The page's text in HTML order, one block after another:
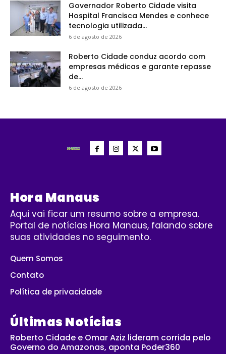
Governador Roberto Cidade visita
Hospital Francisca Mendes e conhece
tecnologia utilizada...
6 de agosto de 2026
Roberto Cidade conduz acordo com
empresas médicas e garante repasse
de...
6 de agosto de 2026
Hora Manaus
Aqui vai ficar um resumo sobre a empresa.
Portal de notícias Hora Manaus, falando sobre
suas atividades no seguimento.
Quem Somos
Contato
Política de privacidade
Últimas Notícias
Roberto Cidade e Omar Aziz lideram corrida pelo
Governo do Amazonas, aponta Poder360